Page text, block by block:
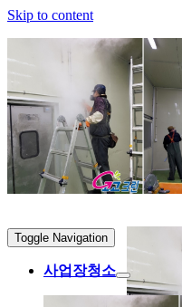
Skip to content
Toggle Navigation
사업장청소